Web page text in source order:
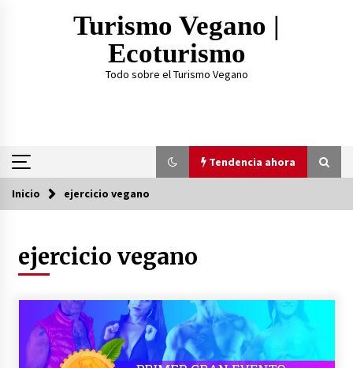
Turismo Vegano |
Ecoturismo
Todo sobre el Turismo Vegano
Tendencia ahora
Tendencia ahora
¿Practicar Yogan y ser Vegano es lo mismo? Te
lo explicamos acá
TOP 3: Mejores Proteínas Veganas 2023
3 años atrás
Inicio ejercicio vegano
ejercicio vegano